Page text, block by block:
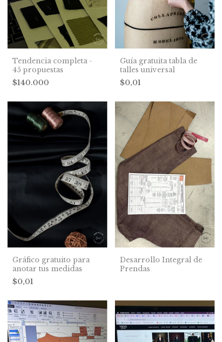
Tendencia completa -
45 propuestas
$140.000
Guía gratuita tabla de
talles universal
$0,01
Gráfico gratuito para
anotar tus medidas
$0,01
Desarrollo Integral de
Prendas